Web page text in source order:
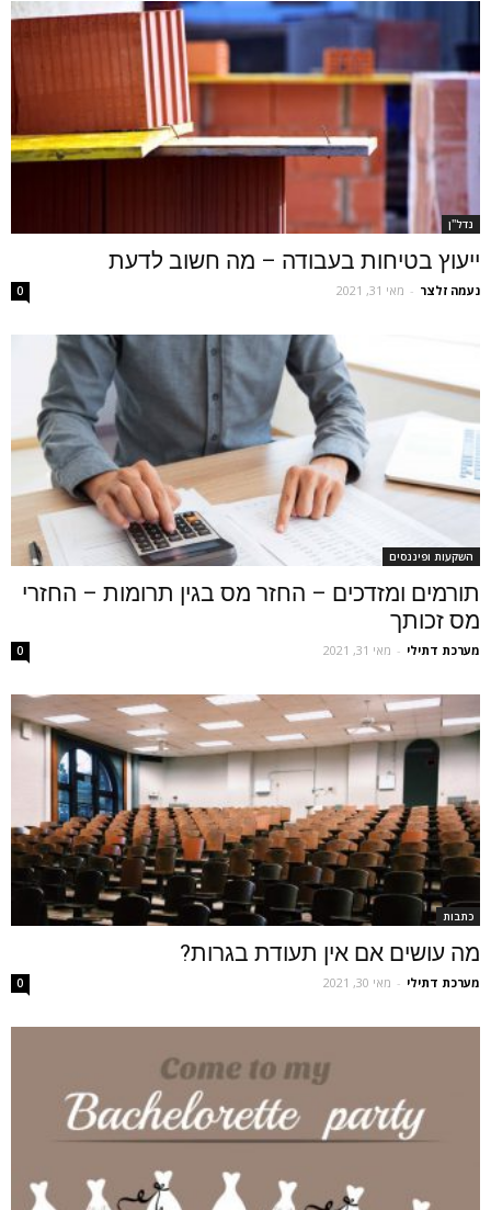
נדל''ן
ייעוץ בטיחות בעבודה – מה חשוב לדעת
נעמה זלצר - מאי 31, 2021 0
השקעות ופיננסים
תורמים ומזדכים – החזר מס בגין תרומות – החזרי
מס זכותך
מערכת דתילי - מאי 31, 2021 0
כתבות
מה עושים אם אין תעודת בגרות?
מערכת דתילי - מאי 30, 2021 0